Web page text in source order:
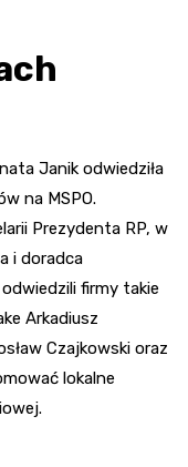
Janik odwiedziła
na MSPO.
Prezydenta RP, w
i doradca
odwiedzili firmy takie
Arkadiusz
Czajkowski oraz
lokalne